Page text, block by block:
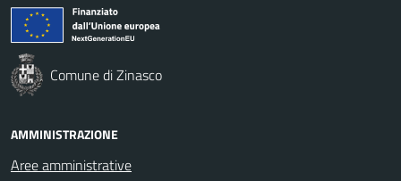
Comune di Zinasco
AMMINISTRAZIONE
Aree amministrative